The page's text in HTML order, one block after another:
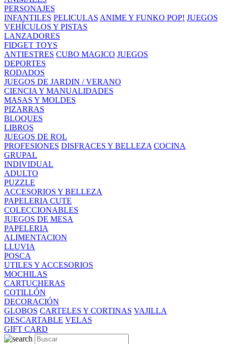
PERSONAJES
INFANTILES PELICULAS ANIME Y FUNKO POP! JUEGOS
VEHÍCULOS Y PISTAS
LANZADORES
FIDGET TOYS
ANTIESTRES CUBO MAGICO JUEGOS
DEPORTES
RODADOS
JUEGOS DE JARDIN / VERANO
CIENCIA Y MANUALIDADES
MASAS Y MOLDES
PIZARRAS
BLOQUES
LIBROS
JUEGOS DE ROL
PROFESIONES DISFRACES Y BELLEZA COCINA
GRUPAL
INDIVIDUAL
ADULTO
PUZZLE
ACCESORIOS Y BELLEZA
PAPELERIA CUTE
COLECCIONABLES
JUEGOS DE MESA
PAPELERIA
ALIMENTACION
LLUVIA
POSCA
UTILES Y ACCESORIOS
MOCHILAS
CARTUCHERAS
COTILLÓN
DECORACIÓN
GLOBOS CARTELES Y CORTINAS VAJILLA
DESCARTABLE VELAS
GIFT CARD